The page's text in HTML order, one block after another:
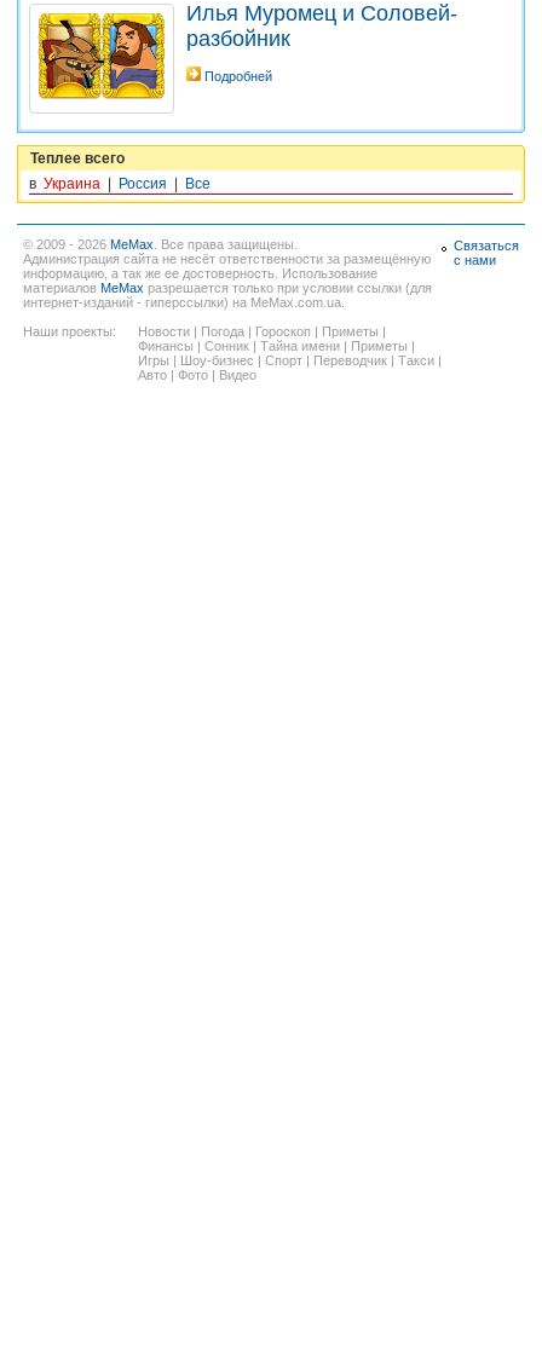
Илья Муромец и Соловей-
разбойник
Подробней
Теплее всего
в Украина | Россия | Все
© 2009 - 2026 MeMax . Все права защищены.
Администрация сайта не несёт ответственности за размещённую
информацию, а так же ее достоверность. Использование
материалов MeMax разрешается только при условии ссылки (для
интернет-изданий - гиперссылки) на MeMax.com.ua.
Наши проекты:
Новости | Погода | Гороскоп | Приметы |
Финансы | Сонник | Тайна имени | Приметы |
Игры | Шоу-бизнес | Спорт | Переводчик | Такси |
Авто | Фото | Видео
Связаться
с нами